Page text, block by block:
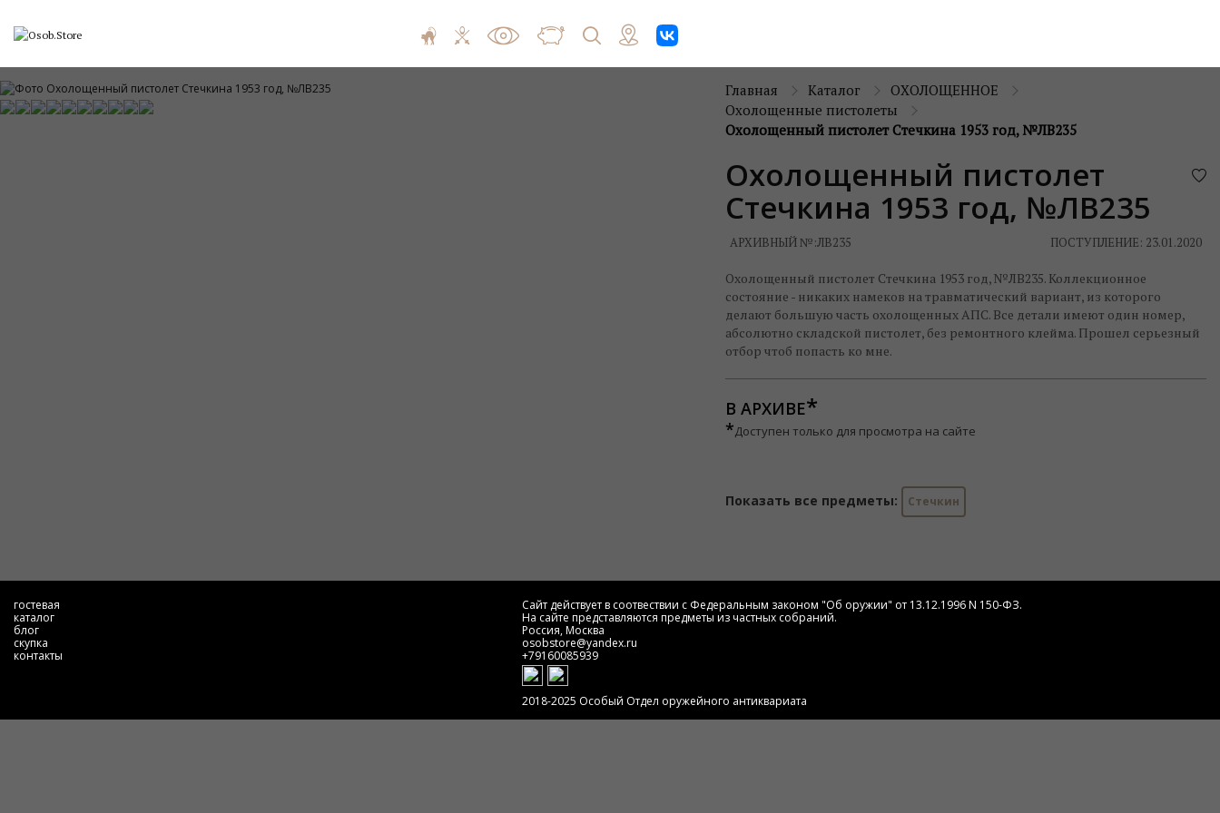
Главная Каталог
ОХОЛОЩЕННОЕ
Охолощенные пистолеты
Охолощенный пистолет Стечкина 1953 год, №ЛВ235
Охолощенный пистолет
Стечкина 1953 год, №ЛВ235
АРХИВНЫЙ №:ЛВ235 ПОСТУПЛЕНИЕ: 23.01.2020
Охолощенный пистолет Стечкина 1953 год, №ЛВ235. Коллекционное
состояние - никаких намеков на травматический вариант, из которого
делают большую часть охолощенных АПС. Все детали имеют один номер,
абсолютно складской пистолет, без ремонтного клейма. Прошел серьезный
отбор чтоб попасть ко мне.
В АРХИВЕ
*Доступен только для просмотра на сайте
Показать все предметы: Стечкин
гостевая
каталог
блог
скупка
контакты
Сайт действует в соотвествии с Федеральным законом "Об оружии" от 13.12.1996 N 150-ФЗ.
На сайте представляются предметы из частных собраний.
Россия, Москва
osobstore@yandex.ru
+79160085939
2018-2025 Особый Отдел оружейного антиквариата